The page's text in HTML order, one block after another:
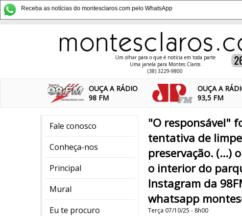
Receba as notícias do montesclaros.com pelo WhatsApp
Um olhar para o que é notícia em toda parte
Uma janela para Montes Claros
(38) 3229-9800
OUÇA A RÁDIO
98 FM
OUÇA A
93,5 FM
Fale conosco
Conheça-nos
Principal
Mural
Eu te procuro
"O responsável"
tentativa de
preservação. (...)
o interior do
Instagram da
whatsapp
Terça 07/10/25 - 8h00